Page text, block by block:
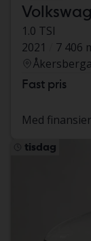
1.0 TSI
2021
7 406
Fast pris
Med
tisdag